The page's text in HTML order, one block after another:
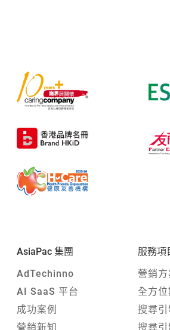
AsiaPac 集團
AdTechinno
AI SaaS 平台
成功案例
營銷新知
服務項
營銷方
全方
搜尋
搜尋